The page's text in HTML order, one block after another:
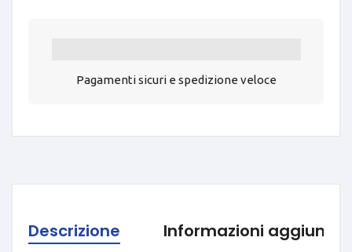
Pagamenti sicuri e spedizione veloce
Descrizione Informazioni